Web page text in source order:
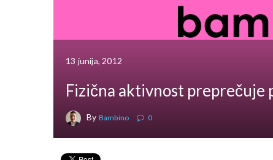
13 junija, 2012
Fizična aktivnost preprečuje
By Bambino 0